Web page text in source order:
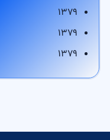
۱۳۷۹
۱۳۷۹
۱۳۷۹